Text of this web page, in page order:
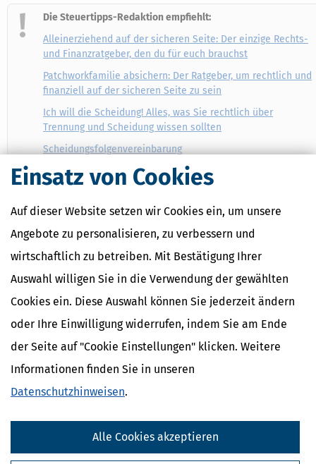
Einsatz von Cookies
Auf dieser Website setzen wir Cookies ein, um unsere
Angebote zu personalisieren, zu verbessern und
wirtschaftlich zu betreiben. Mit Bestätigung Ihrer
Auswahl willigen Sie in die Verwendung der gewählten
Cookies ein. Diese Auswahl können Sie jederzeit ändern
oder Ihre Einwilligung widerrufen, indem Sie am Ende
der Seite auf "Cookie Einstellungen" klicken. Weitere
Informationen finden Sie in unseren
Datenschutzhinweisen.
Alle Cookies akzeptieren
Die Steuertipps-Redaktion empfiehlt:
Alleinerziehend auf der sicheren Seite: Der einzige Rechts-
und Finanzratgeber, den du für euch brauchst
Patchworkfamilie absichern: Der Ratgeber, um rechtlich und
finanziell auf der sicheren Seite zu sein
Ich will die Scheidung! Alles, was Sie rechtlich über
Trennung und Scheidung wissen sollten
Scheidungsfolgenvereinbarung
Unterhalt an bedürftige Personen als außergewöhnliche
Belastungen absetzen
Ähnliche Themen
Eltern, Familie & Ehe
Krankheit, Betreuung & Pflege
Verwandte Lexikon-Begriffe
Einkommen
Forderung
Kindergeld